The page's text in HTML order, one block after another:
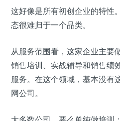
这好像是所有初创企业的特性
态很难归于一个品类。
从服务范围看，这家企业主要
销售培训、实战辅导和销售绩
服务。在这个领域，基本没
网公司。